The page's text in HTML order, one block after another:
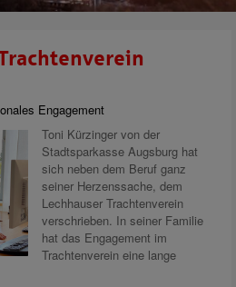
Engagement
Toni Kürzinger von der
Stadtsparkasse Augsburg hat
sich neben dem Beruf ganz
seiner Herzenssache, dem
Lechhauser Trachtenverein
verschrieben. In seiner Familie
hat das Engagement im
Trachtenverein eine lange